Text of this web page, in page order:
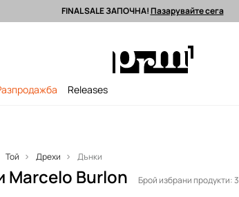
над 90 EUR * Изпращане до 24 часа >
FINAL SALE ЗАПОЧНА!Пазарувайте сега
Releases
Той Дрехи Дънки
Marcelo Burlon Брой избрани продукти: 3